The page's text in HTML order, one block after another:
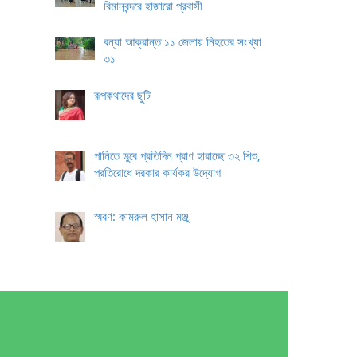
বিমানবন্দরে হাজারো প্রবাসী
বন্যা আক্রান্ত ১১ জেলায় নিহতের সংখ্যা
৩১
রূপকথাদের ছুটি
পানিতে ডুবে প্রতিদিন প্রাণ হারাচ্ছে ৩২ শিশু,
প্রতিরোধে দরকার কার্যকর উদ্যোগ
স্মরণ: কামরুল হাসান মঞ্জু